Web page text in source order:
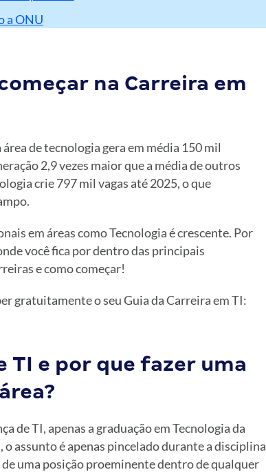
a ONU
na Carreira em
de tecnologia gera em média 150 mil
2,9 vezes maior que a média de outros
crie 797 mil vagas até 2025, o que
em áreas como Tecnologia é crescente. Por
você fica por dentro das principais
e como começar!
gratuitamente o seu Guia da Carreira em TI:
TI e por que fazer uma
de TI, apenas a graduação em Tecnologia da
assunto é apenas pincelado durante a disciplina
uma posição proeminente dentro de qualquer